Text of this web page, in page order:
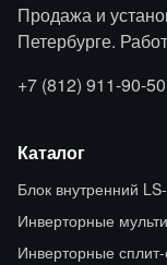
Продажа и
Петербурге.
+7 (812) 911-90-50
Каталог
Блок внутренний
Инверторные
Инверторные